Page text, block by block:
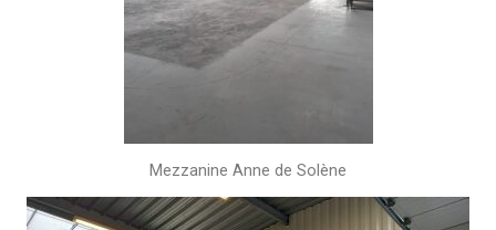
Mezzanine Anne de Solène